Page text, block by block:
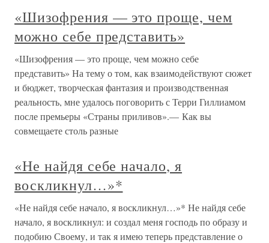
«Шизофрения — это проще, чем
можно себе представить»
«Шизофрения — это проще, чем можно себе
представить» На тему о том, как взаимодействуют сюжет
и бюджет, творческая фантазия и производственная
реальность, мне удалось поговорить с Терри Гиллиамом
после премьеры «Страны приливов».— Как вы
совмещаете столь разные
«Не найдя себе начало, я
воскликнул…»*
«Не найдя себе начало, я воскликнул…»* Не найдя себе
начало, я воскликнул: и создал меня господь по образу и
подобию Своему, и так я имею теперь представление о